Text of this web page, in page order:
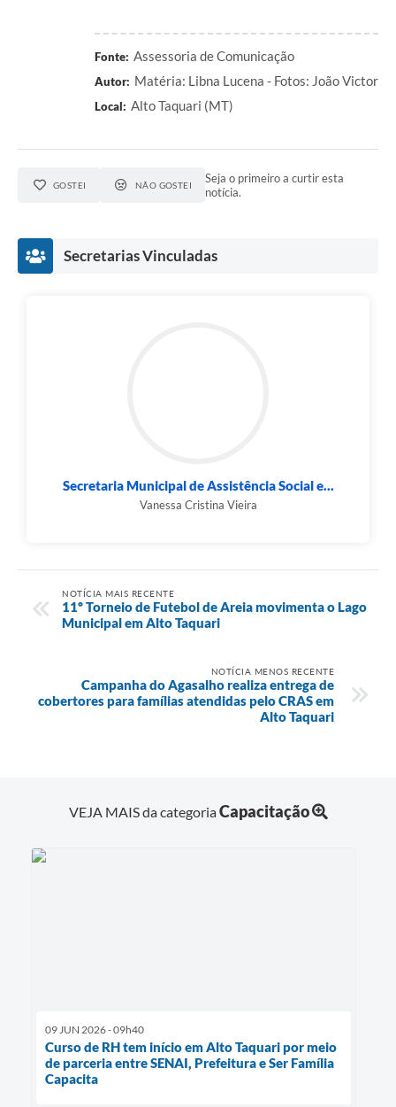
Fonte: Assessoria de Comunicação
Autor: Matéria: Libna Lucena - Fotos: João Victor
Local: Alto Taquari (MT)
GOSTEI NÃO GOSTEI
Seja o primeiro a curtir esta
notícia.
Secretarias Vinculadas
Secretaria Municipal de Assistência Social e...
Vanessa Cristina Vieira
NOTÍCIA MAIS RECENTE
11º Torneio de Futebol de Areia movimenta o Lago
Municipal em Alto Taquari
NOTÍCIA MENOS RECENTE
Campanha do Agasalho realiza entrega de
cobertores para famílias atendidas pelo CRAS em
Alto Taquari
VEJA MAIS da categoriaCapacitação
09 JUN 2026 - 09h40
Curso de RH tem início em Alto Taquari por meio
de parceria entre SENAI, Prefeitura e Ser Família
Capacita